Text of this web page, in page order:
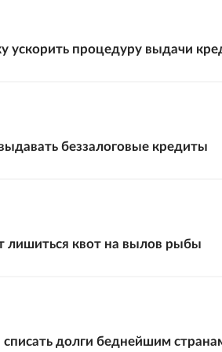
ускорить процедуру выдачи
беззалоговые кредиты
лишиться квот на вылов рыбы
долги беднейшим